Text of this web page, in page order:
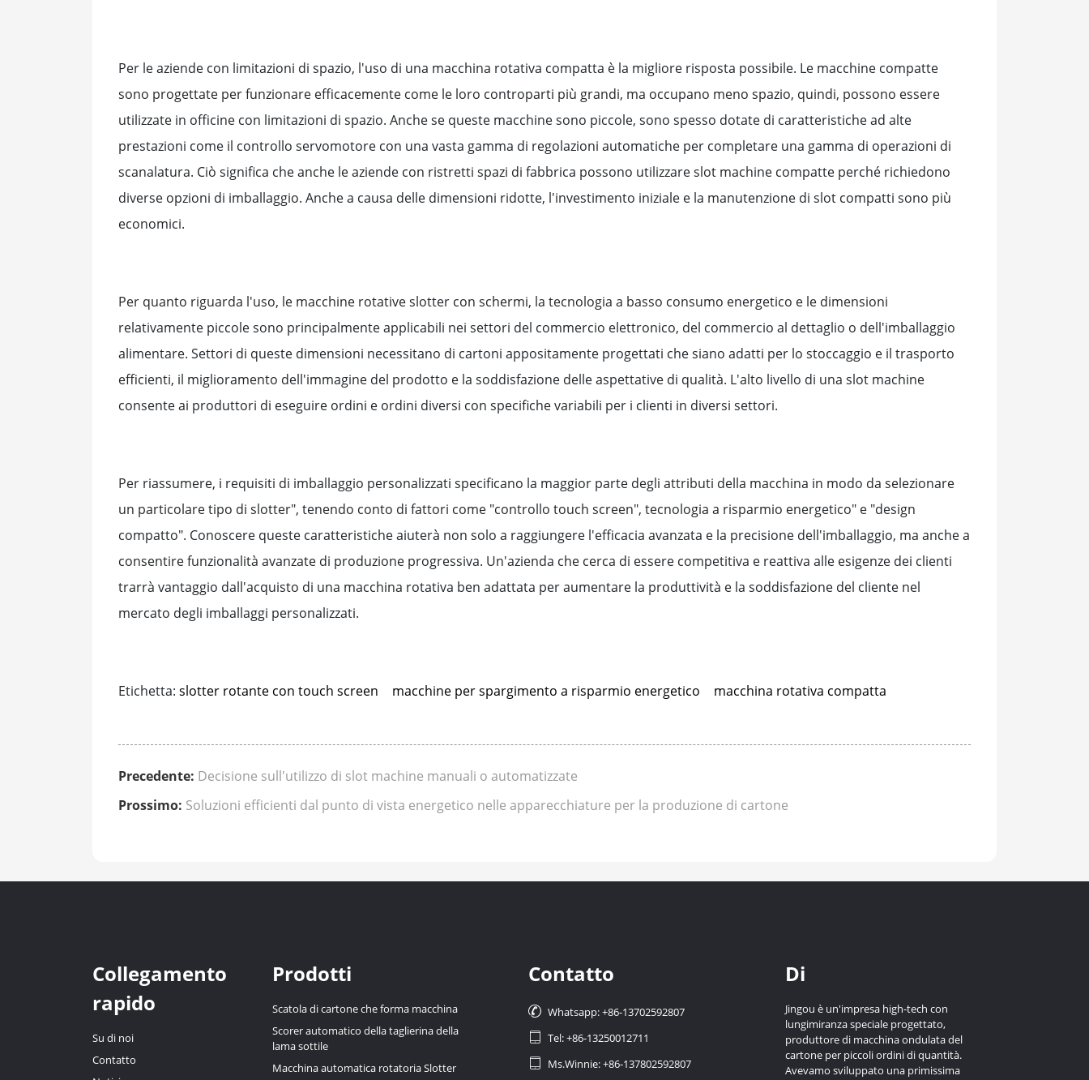
Per le aziende con limitazioni di spazio, l'uso di una macchina rotativa compatta è la migliore risposta possibile. Le macchine compatte
sono progettate per funzionare efficacemente come le loro controparti più grandi, ma occupano meno spazio, quindi, possono essere
utilizzate in officine con limitazioni di spazio. Anche se queste macchine sono piccole, sono spesso dotate di caratteristiche ad alte
prestazioni come il controllo servomotore con una vasta gamma di regolazioni automatiche per completare una gamma di operazioni di
scanalatura. Ciò significa che anche le aziende con ristretti spazi di fabbrica possono utilizzare slot machine compatte perché richiedono
diverse opzioni di imballaggio. Anche a causa delle dimensioni ridotte, l'investimento iniziale e la manutenzione di slot compatti sono più
economici.
Per quanto riguarda l'uso, le macchine rotative slotter con schermi, la tecnologia a basso consumo energetico e le dimensioni
relativamente piccole sono principalmente applicabili nei settori del commercio elettronico, del commercio al dettaglio o dell'imballaggio
alimentare. Settori di queste dimensioni necessitano di cartoni appositamente progettati che siano adatti per lo stoccaggio e il trasporto
efficienti, il miglioramento dell'immagine del prodotto e la soddisfazione delle aspettative di qualità. L'alto livello di una slot machine
consente ai produttori di eseguire ordini e ordini diversi con specifiche variabili per i clienti in diversi settori.
Per riassumere, i requisiti di imballaggio personalizzati specificano la maggior parte degli attributi della macchina in modo da selezionare
un particolare tipo di slotter", tenendo conto di fattori come "controllo touch screen", tecnologia a risparmio energetico" e "design
compatto". Conoscere queste caratteristiche aiuterà non solo a raggiungere l'efficacia avanzata e la precisione dell'imballaggio, ma anche a
consentire funzionalità avanzate di produzione progressiva. Un'azienda che cerca di essere competitiva e reattiva alle esigenze dei clienti
trarrà vantaggio dall'acquisto di una macchina rotativa ben adattata per aumentare la produttività e la soddisfazione del cliente nel
mercato degli imballaggi personalizzati.
Etichetta: slotter rotante con touch screen macchine per spargimento a risparmio energetico macchina rotativa compatta
Precedente: Decisione sull'utilizzo di slot machine manuali o automatizzate
Prossimo: Soluzioni efficienti dal punto di vista energetico nelle apparecchiature per la produzione di cartone
Collegamento
rapido
Su di noi
Contatto
Prodotti
Scatola di cartone che forma macchina
Scorer automatico della taglierina della
lama sottile
Macchina automatica rotatoria Slotter
Contatto
 Whatsapp: +86-13702592807
 Tel: +86-13250012711
 Ms.Winnie: +86-137802592807
Di
Jingou è un'impresa high-tech con
lungimiranza speciale progettato,
produttore di macchina ondulata del
cartone per piccoli ordini di quantità.
Avevamo sviluppato una primissima